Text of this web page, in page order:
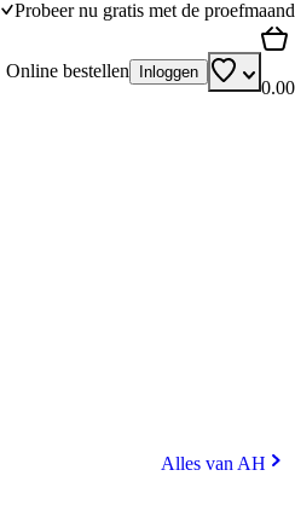
Probeer nu gratis met de proefmaand
Online bestellen Inloggen
0.00
Alles van AH